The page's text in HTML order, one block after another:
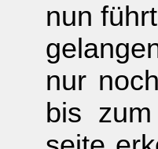
nun
nur
bis